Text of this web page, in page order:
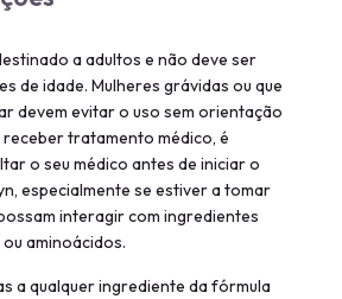
a adultos e não deve ser
de idade. Mulheres grávidas ou que
devem evitar o uso sem orientação
receber tratamento médico, é
o seu médico antes de iniciar o
especialmente se estiver a tomar
interagir com ingredientes
aminoácidos.
a qualquer ingrediente da fórmula